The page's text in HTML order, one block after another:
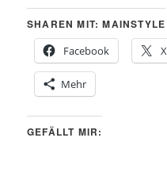
SHAREN MIT: MAINSTYLE
Facebook
X
Mehr
GEFÄLLT MIR: